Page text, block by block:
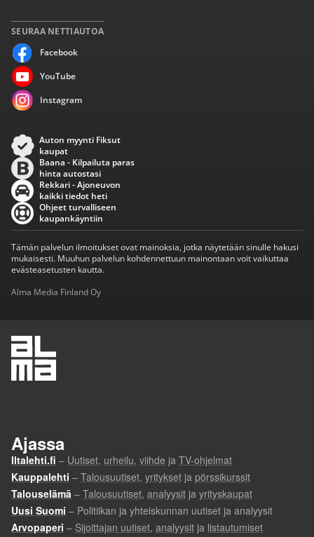
SEURAA NETTIAUTOA
Facebook
YouTube
Instagram
Auton myynti Fiksut
kaupat
Baana - Kilpailuta paras
hinta autostasi
Rekkari - Ajoneuvon
kaikki tiedot heti
Ohjeet turvalliseen
kaupankäyntiin
Tämän palvelun ilmoitukset ovat mainoksia, jotka näytetään sinulle hakusi
mukaisesti. Muuhun palvelun kohdennettuun mainontaan voit vaikuttaa
evästeasetusten kautta.
Alma Media Finland Oy